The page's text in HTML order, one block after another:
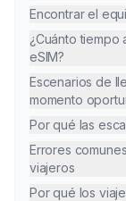
Encontrar el
¿Cuánto tiempo
eSIM?
Escenarios de
momento
Por qué las
Errores
viajeros
Por qué los